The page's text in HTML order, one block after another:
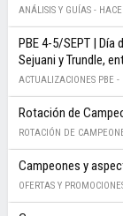
ANÁLISIS Y GUÍAS -
PBE 4-5/SEPT | Día
Sejuani y Trundle,
ACTUALIZACIONES PBE -
Rotación de
ROTACIÓN DE
Campeones y
OFERTAS Y